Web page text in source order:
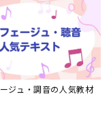
ジュ・調音の人気教材